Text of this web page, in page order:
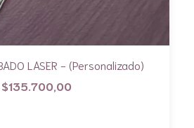
LASER - (Personalizado)
$135.700,00